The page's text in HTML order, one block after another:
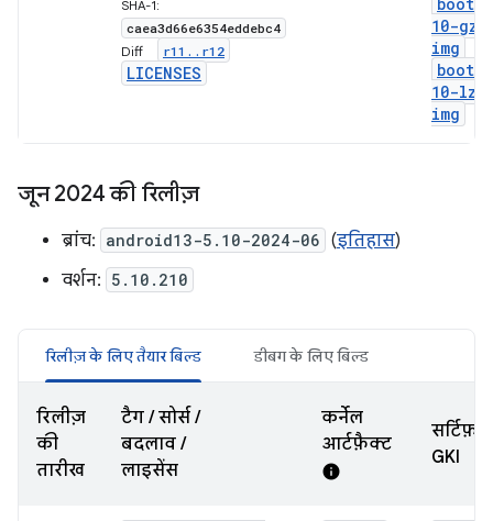
SHA-1:
caea3d66e6354eddebc4
Diff: r11 . . r12
LICENSES
10-gz
img
boot-5
10-lz4
img
जून 2024 की रिलीज़
ब्रांच: android13-5.10-2024-06 (इतिहास)
वर्शन: 5.10.210
रिलीज़ के लिए तैयार बिल्ड डीबग के लिए बिल्ड
रिलीज़
की
तारीख
टैग / सोर्स /
बदलाव /
लाइसेंस
कर्नेल
आर्टफ़ैक्ट
info
GKI